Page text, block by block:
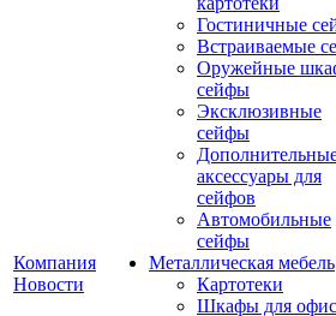
Компания
Новости
Гостиничные
Встраиваемые
Оружейные
сейфы
Эксклюзивные
сейфы
аксессуары для
сейфов
Автомобильные
сейфы
Металлическая мебель
Картотеки
Шкафы для